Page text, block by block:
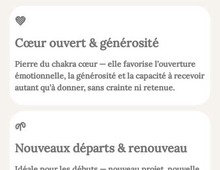
💚
Cœur ouvert & générosité
Pierre du chakra cœur — elle favorise l’ouverture
émotionnelle, la générosité et la capacité à recevoir
autant qu’à donner, sans crainte ni retenue.
🌱
Nouveaux départs & renouveau